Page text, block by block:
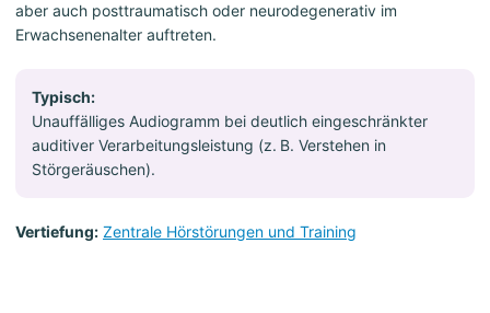
aber auch posttraumatisch oder neurodegenerativ im
Erwachsenenalter auftreten.
Typisch:
Unauffälliges Audiogramm bei deutlich eingeschränkter
auditiver Verarbeitungsleistung (z. B. Verstehen in
Störgeräuschen).
Vertiefung: Zentrale Hörstörungen und Training